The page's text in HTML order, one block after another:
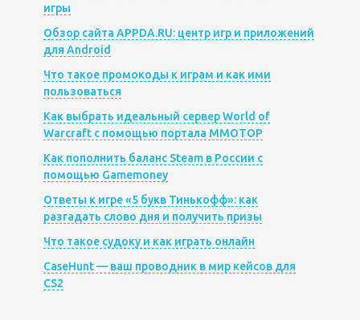
игры
Обзор сайта APPDA.RU: центр игр и приложений
для Android
Что такое промокоды к играм и как ими
пользоваться
Как выбрать идеальный сервер World of
Warcraft с помощью портала MMOTOP
Как пополнить баланс Steam в России с
помощью Gamemoney
Ответы к игре «5 букв Тинькофф»: как
разгадать слово дня и получить призы
Что такое судоку и как играть онлайн
CaseHunt — ваш проводник в мир кейсов для
CS2